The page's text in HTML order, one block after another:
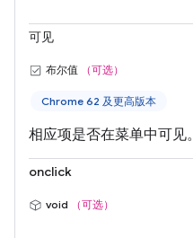
可见
布尔值 （可选）
Chrome 62 及更高版本
相应项是否在菜单中可见。
onclick
void （可选）